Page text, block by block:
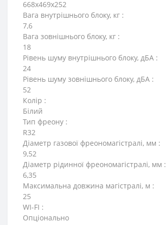
668x469x252
Вага внутрішнього блоку, кг :
7,6
Вага зовнішнього блоку, кг :
18
Рівень шуму внутрішнього блоку, дБА :
24
Рівень шуму зовнішнього блоку, дБА :
52
Колір :
Білий
Тип фреону :
R32
Діаметр газової фреономагістралі, мм :
9,52
Діаметр рідинної фреономагістралі, мм :
6,35
Максимальна довжина магістралі, м :
25
WI-FI :
Опціонально